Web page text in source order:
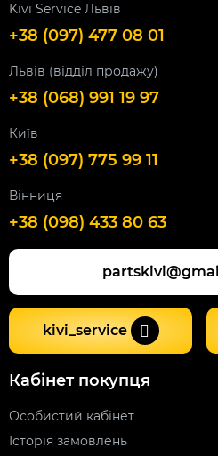
Kivi Service Львів
+38 (097) 477 08 01
Львів (відділ продажу)
+38 (068) 991 19 97
Київ
+38 (097) 775 99 11
Вінниця
+38 (098) 433 80 63
kivi_service
Кабінет покупця
Особистий кабінет
Історія замовлень